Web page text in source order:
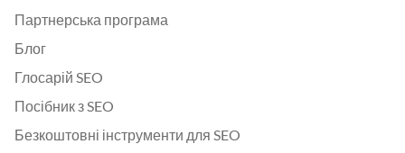
Партнерська програма
Блог
Глосарій SEO
Посібник з SEO
Безкоштовні інструменти для SEO